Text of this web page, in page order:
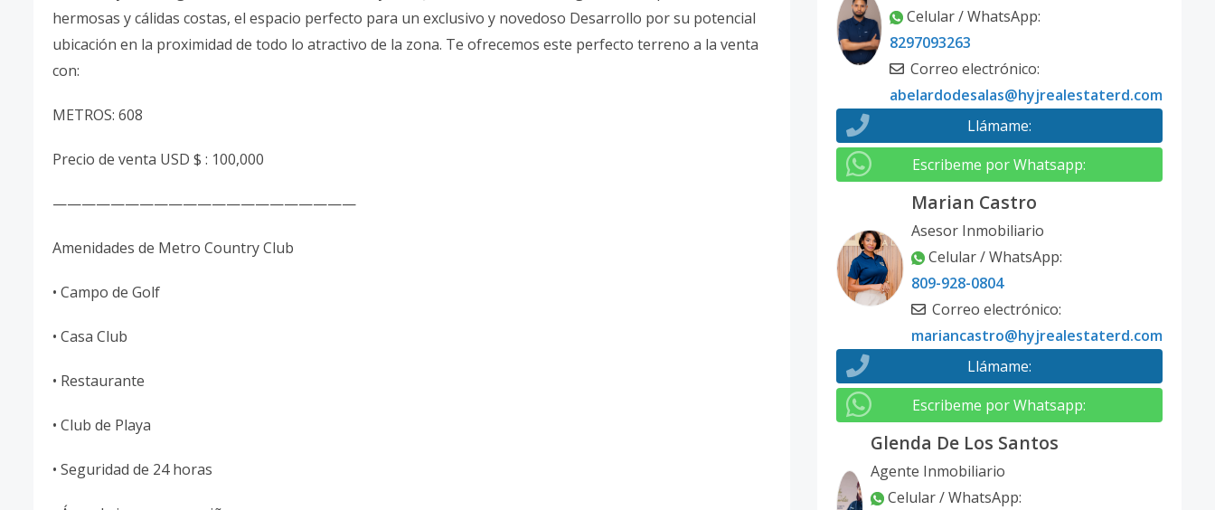
hermosas y cálidas costas, el espacio perfecto para un exclusivo y novedoso Desarrollo por su potencial
ubicación en la proximidad de todo lo atractivo de la zona. Te ofrecemos este perfecto terreno a la venta
con:
METROS: 608
Precio de venta USD $ : 100,000
—————————————————————
Amenidades de Metro Country Club
• Campo de Golf
• Casa Club
• Restaurante
• Club de Playa
• Seguridad de 24 horas
Celular / WhatsApp:
8297093263
Correo electrónico:
abelardodesalas@hyjrealestaterd.com
Llámame:
Escribeme por Whatsapp:
Marian Castro
Asesor Inmobiliario
Celular / WhatsApp:
809-928-0804
Correo electrónico:
mariancastro@hyjrealestaterd.com
Llámame:
Escribeme por Whatsapp:
Glenda De Los Santos
Agente Inmobiliario
Celular / WhatsApp: